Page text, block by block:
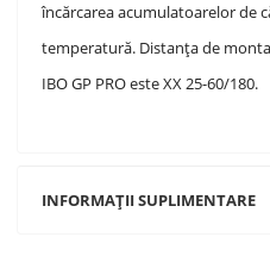
încărcarea acumulatoarelor de
temperatură. Distanța de
IBO GP PRO este XX 25-60/180.
INFORMAȚII SUPLIMENTARE